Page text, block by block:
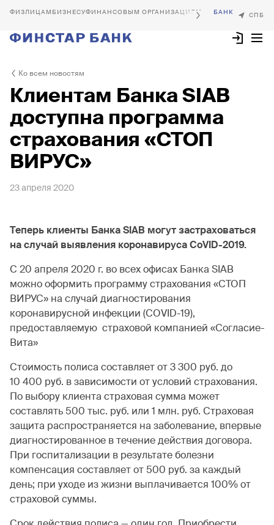
БИЗНЕСУФИНАНСОВЫМ ОРГАНИЗАЦИЯМ
Ко всем новостям
Клиентам Банка SIAB
доступна программа
страхования «СТОП
ВИРУС»
23 апреля 2020
Теперь клиенты Банка SIAB могут застраховаться
на случай выявления коронавируса CoVID-2019.
С 20 апреля 2020 г. во всех офисах Банка SIAB
можно оформить программу страхования «СТОП
ВИРУС» на случай диагностирования
коронавирусной инфекции (COVID-19),
предоставляемую страховой компанией «Согласие-
Вита»
Стоимость полиса составляет от 3 300 руб. до
10 400 руб. в зависимости от условий страхования.
По выбору клиента страховая сумма может
составлять 500 тыс. руб. или 1 млн. руб. Страховая
защита распространяется на заболевание, впервые
диагностированное в течение действия договора.
При госпитализации в результате болезни
компенсация составляет от 500 руб. за каждый
день; при уходе из жизни выплачивается 100% от
страховой суммы.